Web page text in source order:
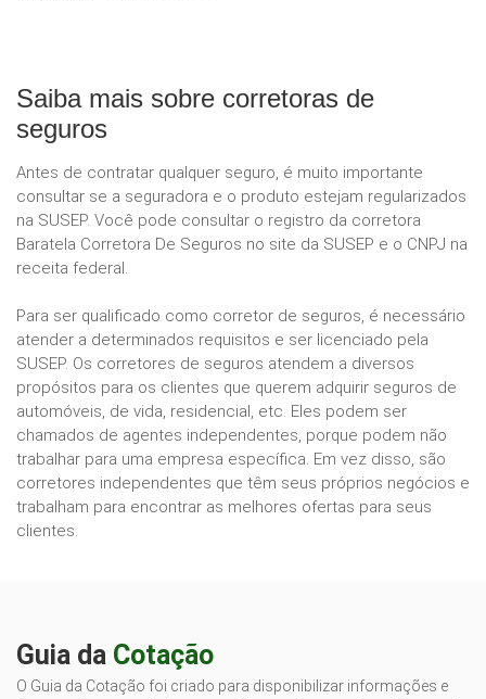
Saiba mais sobre corretoras de
seguros
Antes de contratar qualquer seguro, é muito importante
consultar se a seguradora e o produto estejam regularizados
na SUSEP. Você pode consultar o registro da corretora
Baratela Corretora De Seguros no site da SUSEP e o CNPJ na
receita federal.
Para ser qualificado como corretor de seguros, é necessário
atender a determinados requisitos e ser licenciado pela
SUSEP. Os corretores de seguros atendem a diversos
propósitos para os clientes que querem adquirir seguros de
automóveis, de vida, residencial, etc. Eles podem ser
chamados de agentes independentes, porque podem não
trabalhar para uma empresa específica. Em vez disso, são
corretores independentes que têm seus próprios negócios e
trabalham para encontrar as melhores ofertas para seus
clientes.
Guia da Cotação
O Guia da Cotação foi criado para disponibilizar informações e